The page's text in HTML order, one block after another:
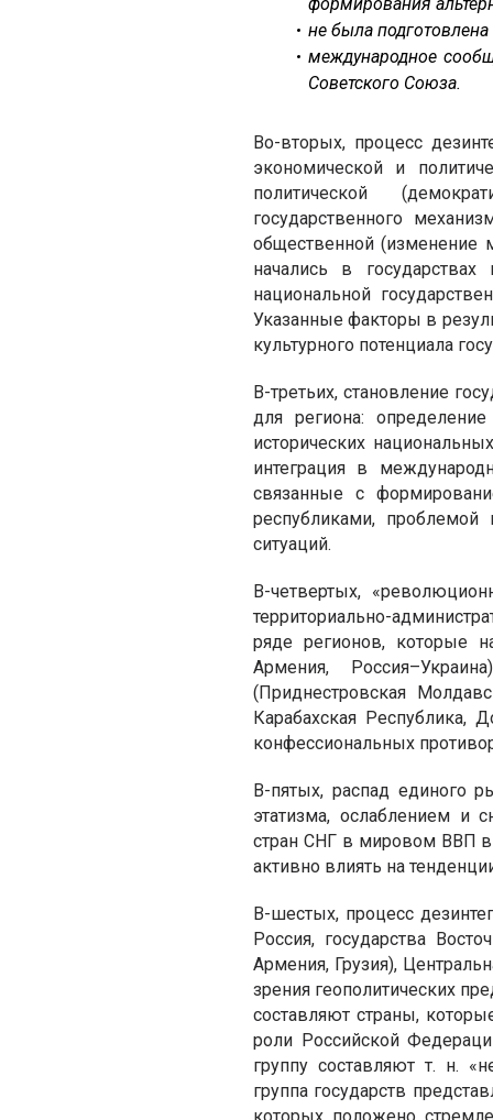
не была
международное
Советского Союза.
Во-вторых, процесс
экономической и
политической
государственного
общественной (изменение
начались в
национальной
Указанные факторы в
культурного потенциала
В-третьих, становление
для региона:
исторических
интеграция в
связанные с
республиками, проблемой
ситуаций.
В-четвертых,
территориально-
ряде регионов, которые
Армения,
(Приднестровская
Карабахская Республика,
конфессиональных
В-пятых, распад единого
этатизма, ослаблением и
стран СНГ в мировом ВВП в
активно влиять на
В-шестых, процесс
Россия, государства
Армения, Грузия),
зрения геополитических
составляют страны,
роли Российской
группу составляют т. н.
группа государств